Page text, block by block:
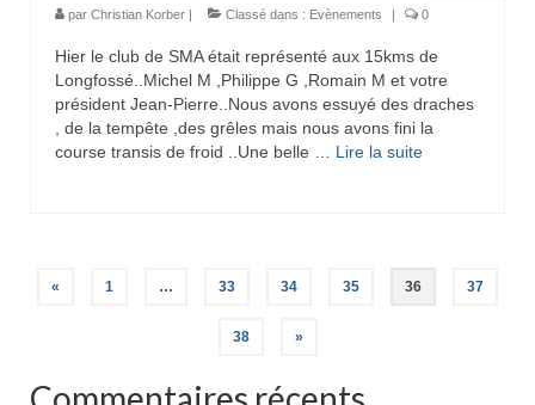
par Christian Korber | Classé dans : Evènements | 0
Hier le club de SMA était représenté aux 15kms de
Longfossé..Michel M ,Philippe G ,Romain M et votre
président Jean-Pierre..Nous avons essuyé des draches
, de la tempête ,des grêles mais nous avons fini la
course transis de froid ..Une belle … Lire la suite­­
Pagination
publications
« 1 … 33 34 35 36 37
38 »